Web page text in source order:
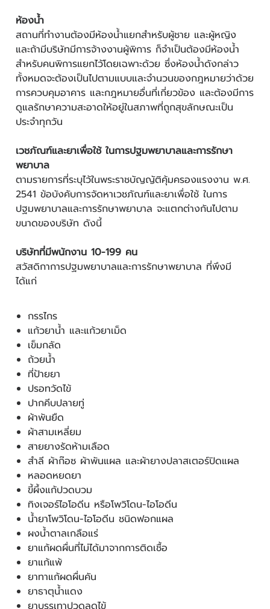
ห้องน้ำ
สถานที่ทำงานต้องมีห้องน้ำแยกสำหรับผู้ชาย และผู้หญิง
และถ้ามีบริษัทมีการจ้างงานผู้พิการ ก็จำเป็นต้องมีห้องน้ำ
สำหรับคนพิการแยกไว้โดยเฉพาะด้วย ซึ่งห้องน้ำดังกล่าว
ทั้งหมดจะต้องเป็นไปตามแบบและจำนวนของกฎหมายว่าด้วย
การควบคุมอาคาร และกฎหมายอื่นที่เกี่ยวข้อง และต้องมีการ
ดูแลรักษาความสะอาดให้อยู่ในสภาพที่ถูกสุขลักษณะเป็น
ประจำทุกวัน
เวชภัณฑ์และยาเพื่อใช้ ในการปฐมพยาบาลและการรักษา
พยาบาล
ตามรายการที่ระบุไว้ในพระราชบัญญัติคุ้มครองแรงงาน พ.ศ.
2541 ข้อบังคับการจัดหาเวชภัณฑ์และยาเพื่อใช้ ในการ
ปฐมพยาบาลและการรักษาพยาบาล จะแตกต่างกันไปตาม
ขนาดของบริษัท ดังนี้
บริษัทที่มีพนักงาน 10-199 คน
สวัสดิกาการปฐมพยาบาลและการรักษาพยาบาล ที่พึงมี
ได้แก่
กรรไกร
แก้วยาน้ำ และแก้วยาเม็ด
เข็มกลัด
ถ้วยน้ำ
ที่ป้ายยา
ปรอทวัดไข้
ปากคีบปลายทู่
ผ้าพันยืด
ผ้าสามเหลี่ยม
สายยางรัดห้ามเลือด
สำลี ผ้าก๊อซ ผ้าพันแผล และผ้ายางปลาสเตอร์ปิดแผล
หลอดหยดยา
ขี้ผึ้งแก้ปวดบวม
ทิงเจอร์ไอโอดีน หรือโพวิโดน-ไอโอดีน
น้ำยาโพวิโดน-ไอโอดีน ชนิดฟอกแผล
ผงน้ำตาลเกลือแร่
ยาแก้ผดผื่นที่ไม่ได้มาจากการติดเชื้อ
ยาแก้แพ้
ยาทาแก้ผดผื่นคัน
ยาธาตุน้ำแดง
ยาบรรเทาปวดลดไข้